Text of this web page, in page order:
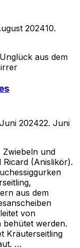
202410.
aus dem
202422. Juni
Zwiebeln und
Ricard (Anislikör).
aus dem
von
behütet werden.
Kräuterseitling
…